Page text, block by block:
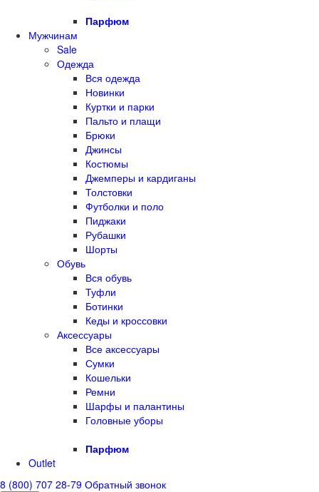
Парфюм
Мужчинам
Sale
Одежда
Вся одежда
Новинки
Куртки и парки
Пальто и плащи
Брюки
Джинсы
Костюмы
Джемперы и кардиганы
Толстовки
Футболки и поло
Пиджаки
Рубашки
Шорты
Обувь
Вся обувь
Туфли
Ботинки
Кеды и кроссовки
Аксессуары
Все аксессуары
Сумки
Кошельки
Ремни
Шарфы и палантины
Головные уборы
Парфюм
Outlet
8 (800) 707 28-79 Обратный звонок